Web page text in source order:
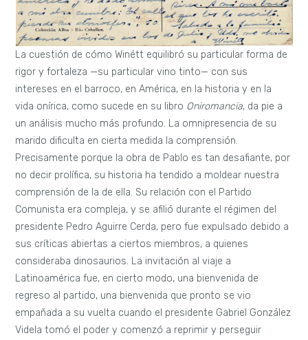
La cuestión de cómo Winétt equilibró su particular forma de
rigor y fortaleza —su particular vino tinto— con sus
intereses en el barroco, en América, en la historia y en la
vida onírica, como sucede en su libro Oniromancia, da pie a
un análisis mucho más profundo. La omnipresencia de su
marido dificulta en cierta medida la comprensión.
Precisamente porque la obra de Pablo es tan desafiante, por
no decir prolífica, su historia ha tendido a moldear nuestra
comprensión de la de ella. Su relación con el Partido
Comunista era compleja, y se afilió durante el régimen del
presidente Pedro Aguirre Cerda, pero fue expulsado debido a
sus críticas abiertas a ciertos miembros, a quienes
consideraba dinosaurios. La invitación al viaje a
Latinoamérica fue, en cierto modo, una bienvenida de
regreso al partido, una bienvenida que pronto se vio
empañada a su vuelta cuando el presidente Gabriel González
Videla tomó el poder y comenzó a reprimir y perseguir